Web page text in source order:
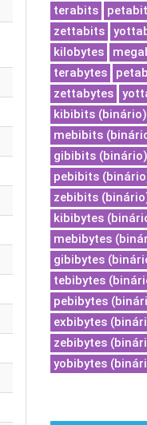
terabits
zettabits
kilobytes
terabytes
zettabytes
kibibits (binário)
mebibits
gibibits (binário)
pebibits
zebibits
kibibytes
mebibytes
gibibytes
tebibytes
pebibytes
exbibytes
zebibytes
yobibytes